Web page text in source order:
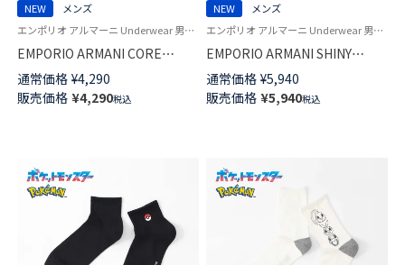
NEW
メンズ
エンポリオ アルマーニ Underwear 男性 アンダーウェア 紳士 下着
EMPORIO ARMANI CORE
LOGOBAND ストレッチコット
ン コア ロゴバンド ブリーフ パ
ンツ 前閉じ EUサイズ メンズ
通常価格 ¥4,290
販売価格 ¥4,290税込
NEW
メンズ
エンポリオ アルマーニ Underwear 男性 紳士 下着 アンダーウェア
EMPORIO ARMANI SHINY
LOGOBAND シャイニー ロゴバ
ンド オーガニックジャージー
ボクサーパンツ 【S/M/L/XL】 前
通常価格 ¥5,940
販売価格 ¥5,940税込